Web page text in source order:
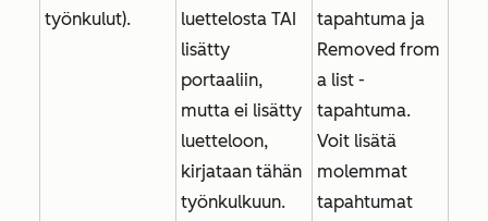
työnkulut).
luettelosta TAI
lisätty
portaaliin,
mutta ei lisätty
luetteloon,
kirjataan tähän
työnkulkuun.
tapahtuma ja
Removed from
a list -
tapahtuma.
Voit lisätä
molemmat
tapahtumat